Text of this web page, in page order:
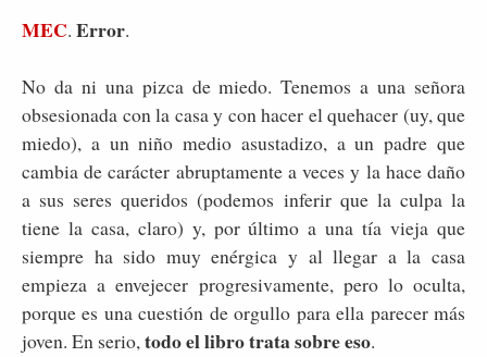
MEC. Error.
No da ni una pizca de miedo. Tenemos a una señora
obsesionada con la casa y con hacer el quehacer (uy, que
miedo), a un niño medio asustadizo, a un padre que
cambia de carácter abruptamente a veces y la hace daño
a sus seres queridos (podemos inferir que la culpa la
tiene la casa, claro) y, por último a una tía vieja que
siempre ha sido muy enérgica y al llegar a la casa
empieza a envejecer progresivamente, pero lo oculta,
porque es una cuestión de orgullo para ella parecer más
joven. En serio,todo el libro trata sobre eso.